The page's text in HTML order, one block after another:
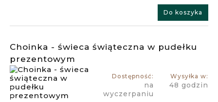
Do koszyka
Choinka - świeca świąteczna w pudełku
prezentowym
Dostępność:
na
wyczerpaniu
Wysyłka w:
48 godzin